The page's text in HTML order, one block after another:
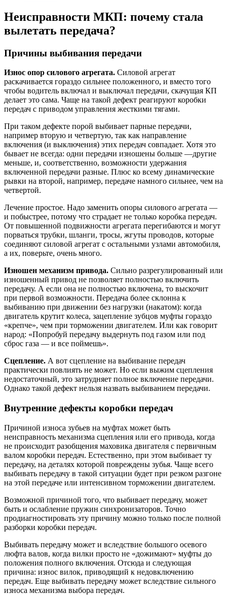
Неисправности МКП: почему стала
вылетать передача?
Причины выбивания передачи
Износ опор силового агрегата. Силовой агрегат
раскачивается гораздо сильнее положенного, и вместо того
чтобы водитель включал и выключал передачи, скачущая КП
делает это сама. Чаще на такой дефект реагируют коробки
передач с приводом управления жесткими тягами.
При таком дефекте порой выбивает парные передачи,
например вторую и четвертую, так как направление
включения (и выключения) этих передач совпадает. Хотя это
бывает не всегда: одни передачи изношены больше —другие
меньше, и, соответственно, возможности удержания
включенной передачи разные. Плюс ко всему динамические
рывки на второй, например, передаче намного сильнее, чем на
четвертой.
Лечение простое. Надо заменить опоры силового агрегата —
и побыстрее, потому что страдает не только коробка передач.
От повышенной подвижности агрегата перегибаются и могут
порваться трубки, шланги, тросы, жгуты проводов, которые
соединяют силовой агрегат с остальными узлами автомобиля,
а их, поверьте, очень много.
Изношен механизм привода. Сильно разрегулированный или
изношенный привод не позволяет полностью включить
передачу. А если она не полностью включена, то выскочит
при первой возможности. Передача более склонна к
выбиванию при движении без нагрузки (накатом): когда
двигатель крутит колеса, зацепление зубцов муфты гораздо
«крепче», чем при торможении двигателем. Или как говорит
народ: «Попробуй передачу выдернуть под газом или под
сброс газа — и все поймешь».
Сцепление. А вот сцепление на выбивание передач
практически повлиять не может. Но если выжим сцепления
недостаточный, это затрудняет полное включение передачи.
Однако такой дефект нельзя назвать выбиванием передачи.
Внутренние дефекты коробки передач
Причиной износа зубьев на муфтах может быть
неисправность механизма сцепления или его привода, когда
не происходит разобщения маховика двигателя с первичным
валом коробки передач. Естественно, при этом выбивает ту
передачу, на деталях которой повреждены зубья. Чаще всего
выбивать передачу в такой ситуации будет при резком разгоне
на этой передаче или интенсивном торможении двигателем.
Возможной причиной того, что выбивает передачу, может
быть и ослабление пружин синхронизаторов. Точно
продиагностировать эту причину можно только после полной
разборки коробки передач.
Выбивать передачу может и вследствие большого осевого
люфта валов, когда вилки просто не «дожимают» муфты до
положения полного включения. Отсюда и следующая
причина: износ вилок, приводящий к недовключению
передач. Еще выбивать передачу может вследствие сильного
износа механизма выбора передач.